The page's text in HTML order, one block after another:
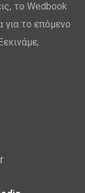
το Wedbook
για το επόμενο